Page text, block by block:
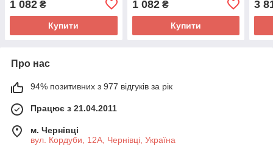
1 082 ₴
Купити
1 082₴
Купити
3
Про нас
94% позитивних з 977 відгуків за рік
Працює з 21.04.2011
м. Чернівці
вул. Кордуби, 12А, Чернівці, Україна